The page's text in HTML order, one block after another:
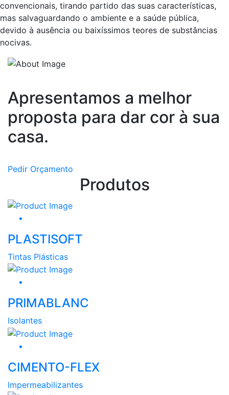
convencionais, tirando partido das suas características,
mas salvaguardando o ambiente e a saúde pública,
devido à ausência ou baixíssimos teores de substâncias
nocivas.
Apresentamos a melhor
proposta para dar cor à sua
casa.
Pedir Orçamento
Produtos
PLASTISOFT
Tintas Plásticas
PRIMABLANC
Isolantes
CIMENTO-FLEX
Impermeabilizantes